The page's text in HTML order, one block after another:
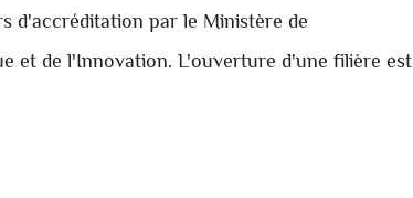
d'accréditation par le Ministère de
et de l'Innovation. L'ouverture d'une filière est